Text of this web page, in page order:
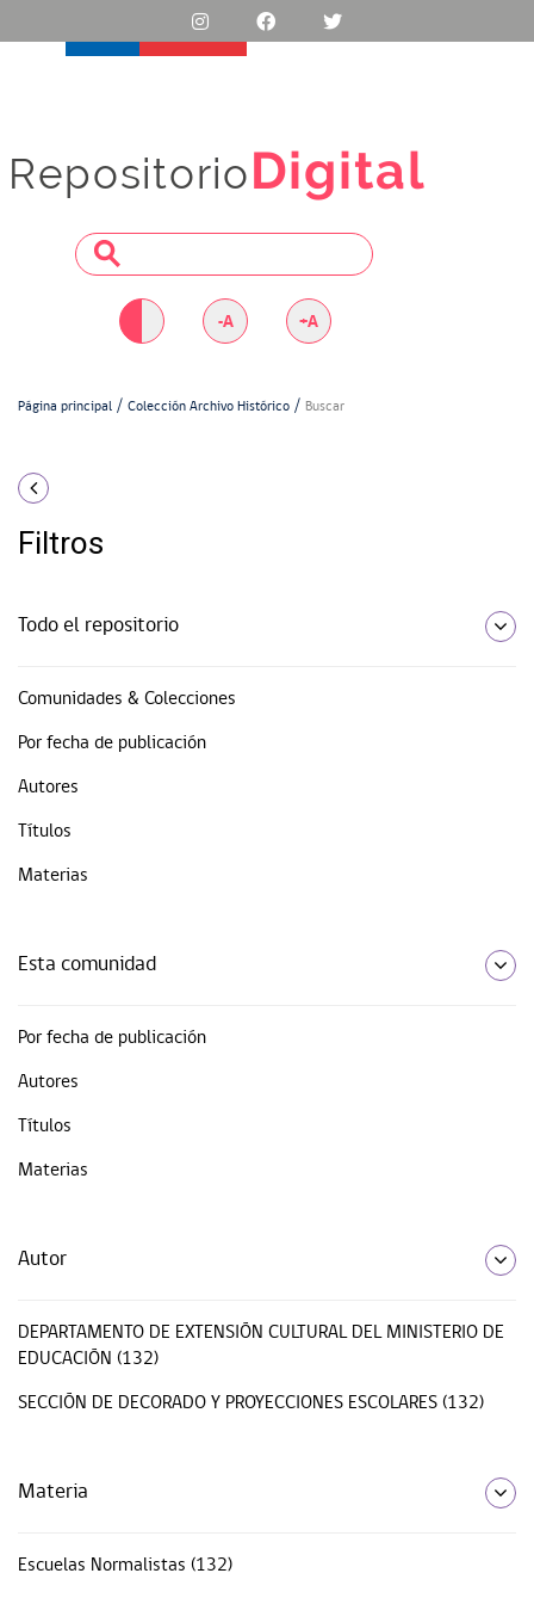
RepositorioDigital
-A +A
Página principal Colección Archivo Histórico Buscar
Filtros
Todo el repositorio
Comunidades & Colecciones
Por fecha de publicación
Autores
Títulos
Materias
Esta comunidad
Por fecha de publicación
Autores
Títulos
Materias
Autor
DEPARTAMENTO DE EXTENSIÓN CULTURAL DEL MINISTERIO DE
EDUCACIÓN (132)
SECCIÓN DE DECORADO Y PROYECCIONES ESCOLARES (132)
Materia
Escuelas Normalistas (132)